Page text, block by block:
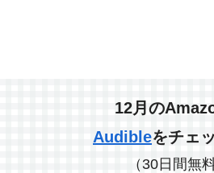
12月の
Audibleをチェ
（30日間無料